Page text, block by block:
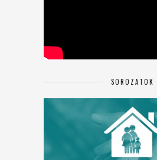
SOROZATOK